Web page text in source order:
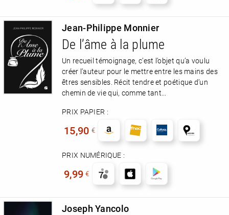
Jean-Philippe Monnier
De l’âme à la plume
Un recueil témoignage, c’est l’objet qu’a voulu
créer l’auteur pour le mettre entre les mains des
êtres sensibles. Récit tendre et poétique d’un
chemin de vie qui, comme tant...
PRIX PAPIER :
15,90 €
PRIX NUMÉRIQUE :
9,99 €
Joseph Yancolo